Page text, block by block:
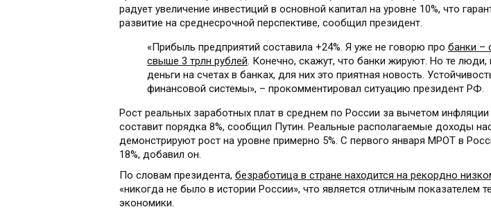
радует увеличение инвестиций в основной капитал на уровне 10%, что
развитие на среднесрочной перспективе, сообщил президент.
«Прибыль предприятий составила +24%. Я уже не говорю про банки –
свыше 3 трлн рублей. Конечно, скажут, что банки жируют. Но те люди,
деньги на счетах в банках, для них это приятная новость.
финансовой системы», – прокомментировал ситуацию президент РФ.
Рост реальных заработных плат в среднем по России за вычетом инфляции
составит порядка 8%, сообщил Путин. Реальные располагаемые доходы
демонстрируют рост на уровне примерно 5%. С первого января МРОТ в
18%, добавил он.
По словам президента, безработица в стране находится на рекордно
«никогда не было в истории России», что является отличным показателем
экономики.